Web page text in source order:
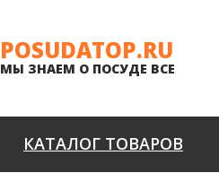
POSUDATOP.RU
МЫ ЗНАЕМ О ПОСУДЕ ВСЕ
КАТАЛОГ ТОВАРОВ